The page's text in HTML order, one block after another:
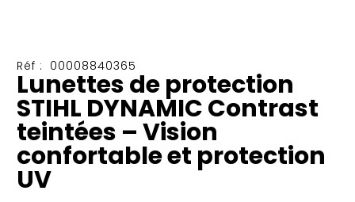
Réf : 00008840365
Lunettes de protection
STIHL DYNAMIC Contrast
teintées – Vision
confortable et protection
UV